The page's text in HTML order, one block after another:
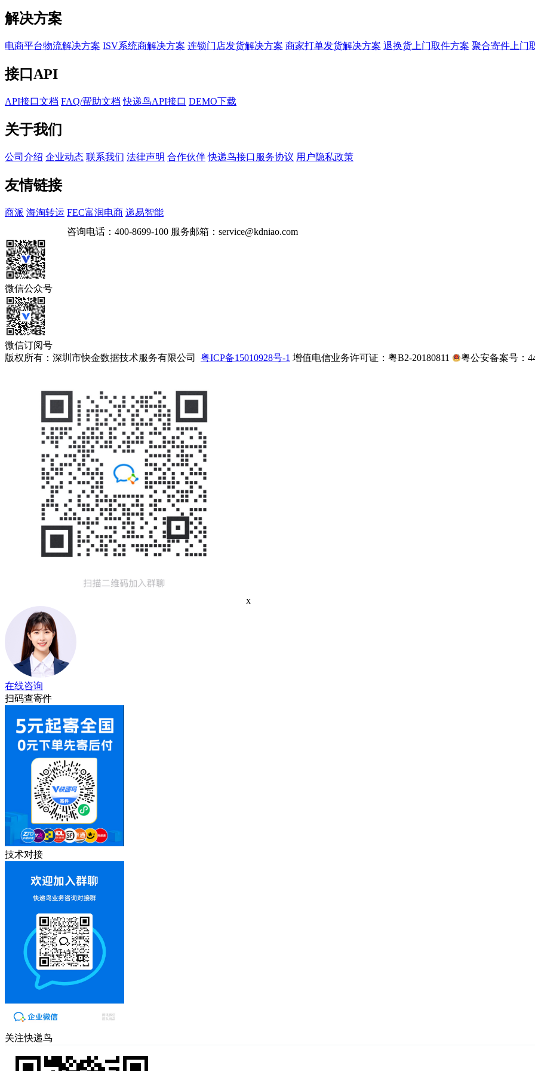
解决方案
电商平台物流解决方案 ISV系统商解决方案 连锁门店发货解决方案 商家打单发货解决方案 退换货上门取件方案 聚合寄件上门
接口API
API接口文档 FAQ/帮助文档 快递鸟API接口 DEMO下载
关于我们
公司介绍 企业动态 联系我们 法律声明 合作伙伴 快递鸟接口服务协议 用户隐私政策
友情链接
商派 海淘转运 FEC富润电商 递易智能
咨询电话： 400-8699-100 服务邮箱： service@kdniao.com
微信公众号
微信订阅号
版权所有：深圳市快金数据技术服务有限公司 粤ICP备15010928号-1 增值电信业务许可证：粤B2-20180811 粤公安备案号：
x
在线咨询
扫码查寄件
技术对接
关注快递鸟